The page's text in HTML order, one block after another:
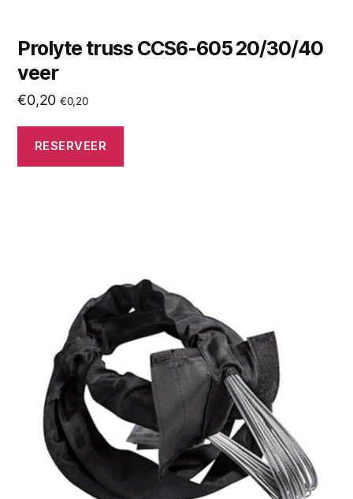
Prolyte truss CCS6-605 20/30/40
veer
€0,20 €0,20
RESERVEER